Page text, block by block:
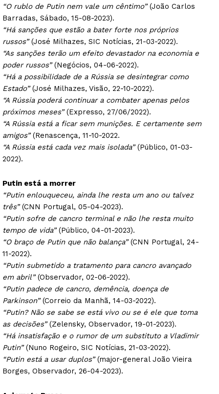
“O rublo de Putin nem vale um cêntimo”(João Carlos
Barradas, Sábado, 15-08-2023).
“Há sanções que estão a bater forte nos próprios
russos”(José Milhazes, SIC Notícias, 21-03-2022).
“As sanções terão um efeito devastador na economia e
poder russos”(Negócios, 04-06-2022).
“Há a possibilidade de a Rússia se desintegrar como
Estado”(José Milhazes, Visão, 22-10-2022).
“A Rússia poderá continuar a combater apenas pelos
próximos meses”(Expresso, 27/06/2022).
“A Rússia está a ficar sem munições. E certamente sem
amigos”(Renascença, 11-10-2022.
“A Rússia está cada vez mais isolada”(Público, 01-03-
2022).
Putin está a morrer
“Putin enlouqueceu, ainda lhe resta um ano ou talvez
três”(CNN Portugal, 05-04-2023).
“Putin sofre de cancro terminal e não lhe resta muito
tempo de vida”(Público, 04-01-2023).
“O braço de Putin que não balança”(CNN Portugal, 24-
11-2022).
“Putin submetido a tratamento para cancro avançado
em abril”(Observador, 02-06-2022).
“Putin padece de cancro, demência, doença de
Parkinson”(Correio da Manhã, 14-03-2022).
“Putin? Não se sabe se está vivo ou se é ele que toma
as decisões”(Zelensky, Observador, 19-01-2023).
“Há insatisfação e o rumor de um substituto a Vladimir
Putin”(Nuno Rogeiro, SIC Notícias, 21-03-2022).
“Putin está a usar duplos”(major-general João Vieira
Borges, Observador, 26-04-2023).